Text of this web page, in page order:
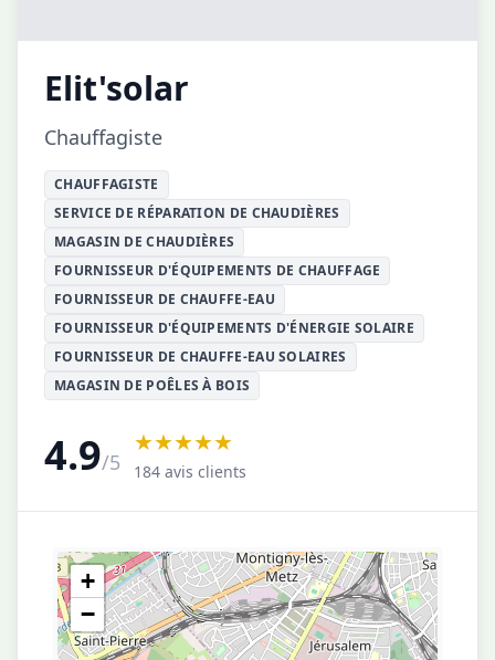
Elit'solar
Chauffagiste
CHAUFFAGISTE
SERVICE DE RÉPARATION DE CHAUDIÈRES
MAGASIN DE CHAUDIÈRES
FOURNISSEUR D'ÉQUIPEMENTS DE CHAUFFAGE
FOURNISSEUR DE CHAUFFE-EAU
FOURNISSEUR D'ÉQUIPEMENTS D'ÉNERGIE SOLAIRE
FOURNISSEUR DE CHAUFFE-EAU SOLAIRES
MAGASIN DE POÊLES À BOIS
4.9/5
★★★★★
184 avis clients
+
−